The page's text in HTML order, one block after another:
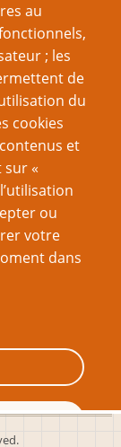
au
; les
de
du
cookies
et
«
ou
votre
dans